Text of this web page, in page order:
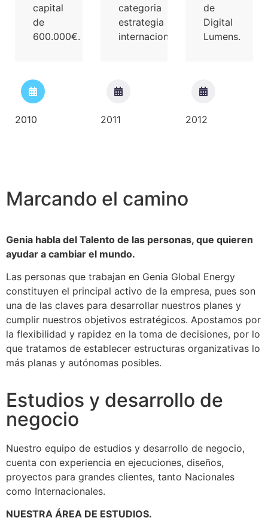
capital
de
600.000€.
categoria
estrategia
internacional.
de
Digital
Lumens.
2010 2011 2012
Marcando el camino
Genia habla del Talento de las personas, que quieren
ayudar a cambiar el mundo.
Las personas que trabajan en Genia Global Energy
constituyen el principal activo de la empresa, pues son
una de las claves para desarrollar nuestros planes y
cumplir nuestros objetivos estratégicos. Apostamos por
la flexibilidad y rapidez en la toma de decisiones, por lo
que tratamos de establecer estructuras organizativas lo
más planas y autónomas posibles.
Estudios y desarrollo de
negocio
Nuestro equipo de estudios y desarrollo de negocio,
cuenta con experiencia en ejecuciones, diseños,
proyectos para grandes clientes, tanto Nacionales
como Internacionales.
NUESTRA ÁREA DE ESTUDIOS.